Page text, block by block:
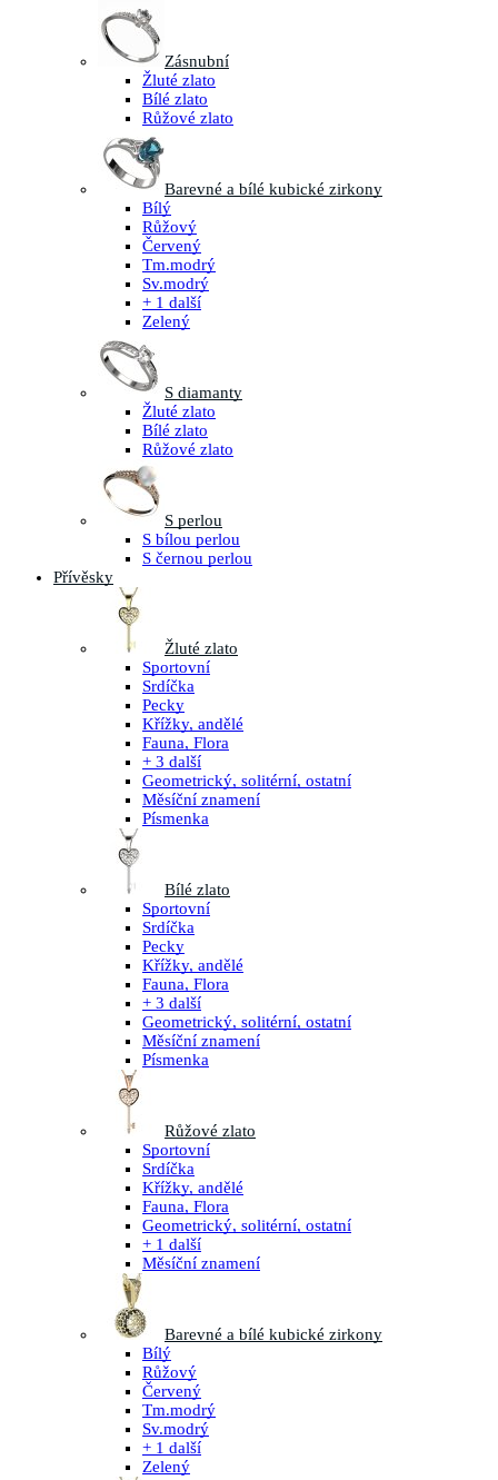
Zásnubní
Žluté zlato
Bílé zlato
Růžové zlato
Barevné a bílé kubické zirkony
Bílý
Růžový
Červený
Tm.modrý
Sv.modrý
+ 1 další
Zelený
S diamanty
Žluté zlato
Bílé zlato
Růžové zlato
S perlou
S bílou perlou
S černou perlou
Přívěsky
Žluté zlato
Sportovní
Srdíčka
Pecky
Křížky, andělé
Fauna, Flora
+ 3 další
Geometrický, solitérní, ostatní
Měsíční znamení
Písmenka
Bílé zlato
Sportovní
Srdíčka
Pecky
Křížky, andělé
Fauna, Flora
+ 3 další
Geometrický, solitérní, ostatní
Měsíční znamení
Písmenka
Růžové zlato
Sportovní
Srdíčka
Křížky, andělé
Fauna, Flora
Geometrický, solitérní, ostatní
+ 1 další
Měsíční znamení
Barevné a bílé kubické zirkony
Bílý
Růžový
Červený
Tm.modrý
Sv.modrý
+ 1 další
Zelený